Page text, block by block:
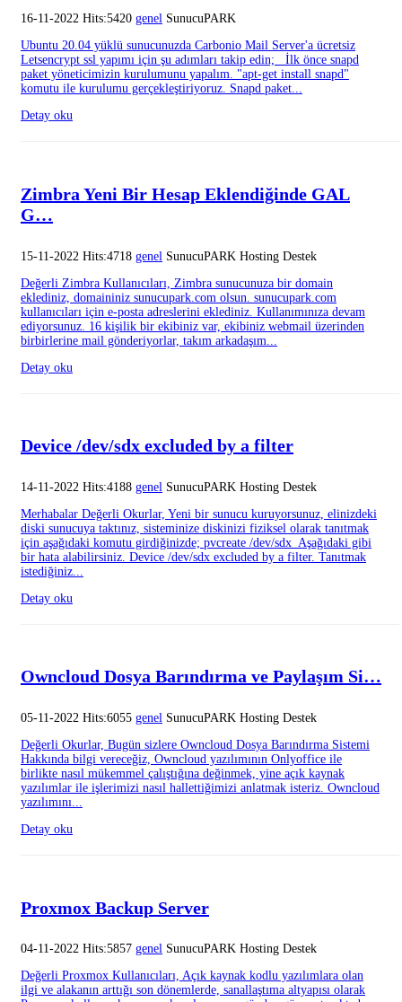
16-11-2022 Hits:5420 genel SunucuPARK
Ubuntu 20.04 yüklü sunucunuzda Carbonio Mail Server'a ücretsiz
Letsencrypt ssl yapımı için şu adımları takip edin; İlk önce snapd
paket yöneticimizin kurulumunu yapalım. "apt-get install snapd"
komutu ile kurulumu gerçekleştiriyoruz. Snapd paket...
Detay oku
Zimbra Yeni Bir Hesap Eklendiğinde GAL
G…
15-11-2022 Hits:4718 genel SunucuPARK Hosting Destek
Değerli Zimbra Kullanıcıları, Zimbra sunucunuza bir domain
eklediniz, domaininiz sunucupark.com olsun. sunucupark.com
kullanıcıları için e-posta adreslerini eklediniz. Kullanımınıza devam
ediyorsunuz. 16 kişilik bir ekibiniz var, ekibiniz webmail üzerinden
birbirlerine mail gönderiyorlar, takım arkadaşım...
Detay oku
Device /dev/sdx excluded by a filter
14-11-2022 Hits:4188 genel SunucuPARK Hosting Destek
Merhabalar Değerli Okurlar, Yeni bir sunucu kuruyorsunuz, elinizdeki
diski sunucuya taktınız, sisteminize diskinizi fiziksel olarak tanıtmak
için aşağıdaki komutu girdiğinizde; pvcreate /dev/sdx Aşağıdaki gibi
bir hata alabilirsiniz. Device /dev/sdx excluded by a filter. Tanıtmak
istediğiniz...
Detay oku
Owncloud Dosya Barındırma ve Paylaşım Si…
05-11-2022 Hits:6055 genel SunucuPARK Hosting Destek
Değerli Okurlar, Bugün sizlere Owncloud Dosya Barındırma Sistemi
Hakkında bilgi vereceğiz, Owncloud yazılımının Onlyoffice ile
birlikte nasıl mükemmel çalıştığına değinmek, yine açık kaynak
yazılımlar ile işlerimizi nasıl hallettiğimizi anlatmak isteriz. Owncloud
yazılımını...
Detay oku
Proxmox Backup Server
04-11-2022 Hits:5857 genel SunucuPARK Hosting Destek
Değerli Proxmox Kullanıcıları, Açık kaynak kodlu yazılımlara olan
ilgi ve alakanın arttığı son dönemlerde, sanallaştıma altyapısı olarak